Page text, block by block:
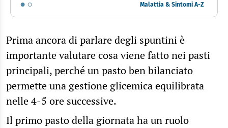
Malattia & Sintomi A-Z
Prima ancora di parlare degli spuntini è
importante valutare cosa viene fatto nei pasti
principali, perché un pasto ben bilanciato
permette una gestione glicemica equilibrata
nelle 4-5 ore successive.
Il primo pasto della giornata ha un ruolo